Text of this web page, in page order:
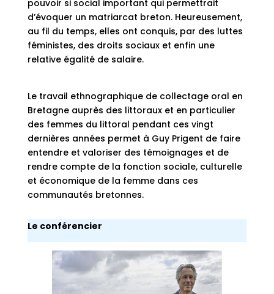
pouvoir si social important qui permettrait
d’évoquer un matriarcat breton. Heureusement,
au fil du temps, elles ont conquis, par des luttes
féministes, des droits sociaux et enfin une
relative égalité de salaire.
Le travail ethnographique de collectage oral en
Bretagne auprès des littoraux et en particulier
des femmes du littoral pendant ces vingt
dernières années permet à Guy Prigent de faire
entendre et valoriser des témoignages et de
rendre compte de la fonction sociale, culturelle
et économique de la femme dans ces
communautés bretonnes.
Le conférencier